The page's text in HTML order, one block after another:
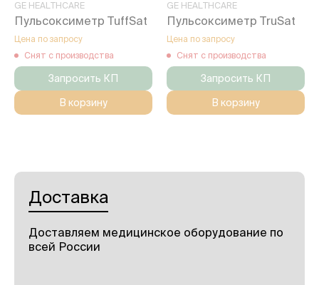
GE HEALTHCARE
Пульсоксиметр TuffSat
Цена по запросу
Снят с производства
Запросить КП
В корзину
GE HEALTHCARE
Пульсоксиметр TruSat
Цена по запросу
Снят с производства
Запросить КП
В корзину
Доставка
Доставляем медицинское оборудование по
всей России